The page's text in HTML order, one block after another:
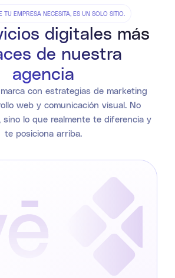
TU EMPRESA NECESITA, ES UN SOLO SITIO.
digitales más
de nuestra
agencia
con estrategias de marketing
web y comunicación visual. No
sino lo que realmente te diferencia y
te posiciona arriba.